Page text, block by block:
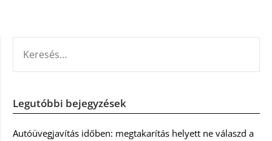
Legutóbbi bejegyzések
Autóüvegjavítás időben: megtakarítás helyett ne válaszd a